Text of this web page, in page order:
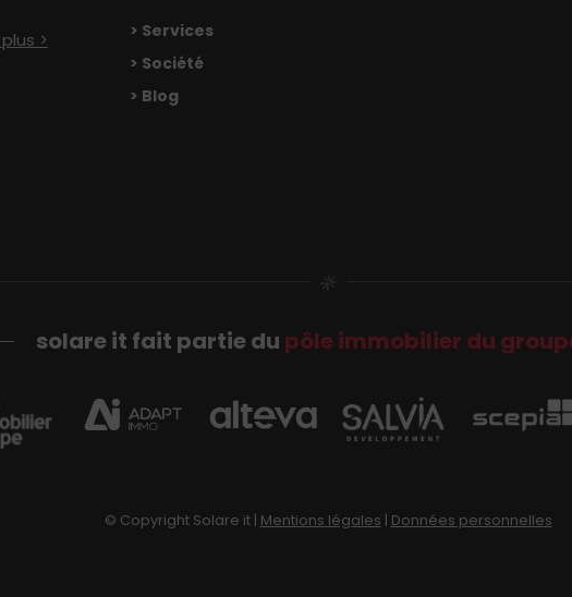
>
> Services
> Société
> Blog
solare it fait partie du pôle immobilier du
© Copyright Solare it | Mentions légales | Données personnelles